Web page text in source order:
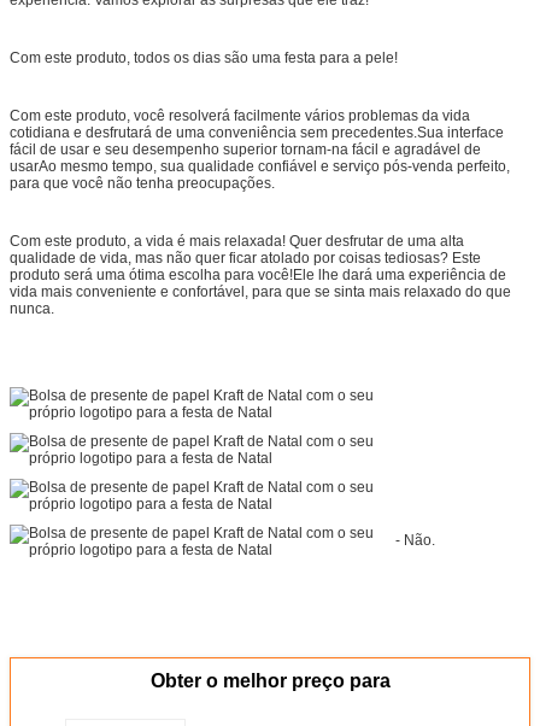
Com este produto, todos os dias são uma festa para a pele!
Com este produto, você resolverá facilmente vários problemas da vida
cotidiana e desfrutará de uma conveniência sem precedentes.Sua interface
fácil de usar e seu desempenho superior tornam-na fácil e agradável de
usarAo mesmo tempo, sua qualidade confiável e serviço pós-venda perfeito,
para que você não tenha preocupações.
Com este produto, a vida é mais relaxada! Quer desfrutar de uma alta
qualidade de vida, mas não quer ficar atolado por coisas tediosas? Este
produto será uma ótima escolha para você!Ele lhe dará uma experiência de
vida mais conveniente e confortável, para que se sinta mais relaxado do que
nunca.
- Não.
Obter o melhor preço para